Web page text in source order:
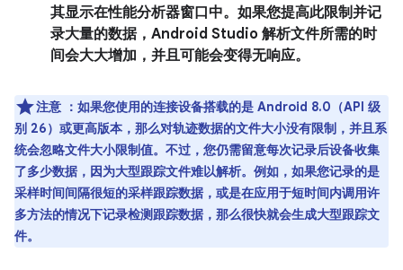
其显示在性能分析器窗口中。如果您提高此限制并记
录大量的数据，Android Studio 解析文件所需的时
间会大大增加，并且可能会变得无响应。
注意 ：如果您使用的连接设备搭载的是 Android 8.0（API 级
别 26）或更高版本，那么对轨迹数据的文件大小没有限制，并且系
统会忽略文件大小限制值。不过，您仍需留意每次记录后设备收集
了多少数据，因为大型跟踪文件难以解析。例如，如果您记录的是
采样时间间隔很短的采样跟踪数据，或是在应用于短时间内调用许
多方法的情况下记录检测跟踪数据，那么很快就会生成大型跟踪文
件。